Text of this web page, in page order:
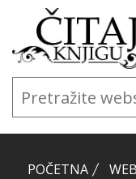
POČETNA